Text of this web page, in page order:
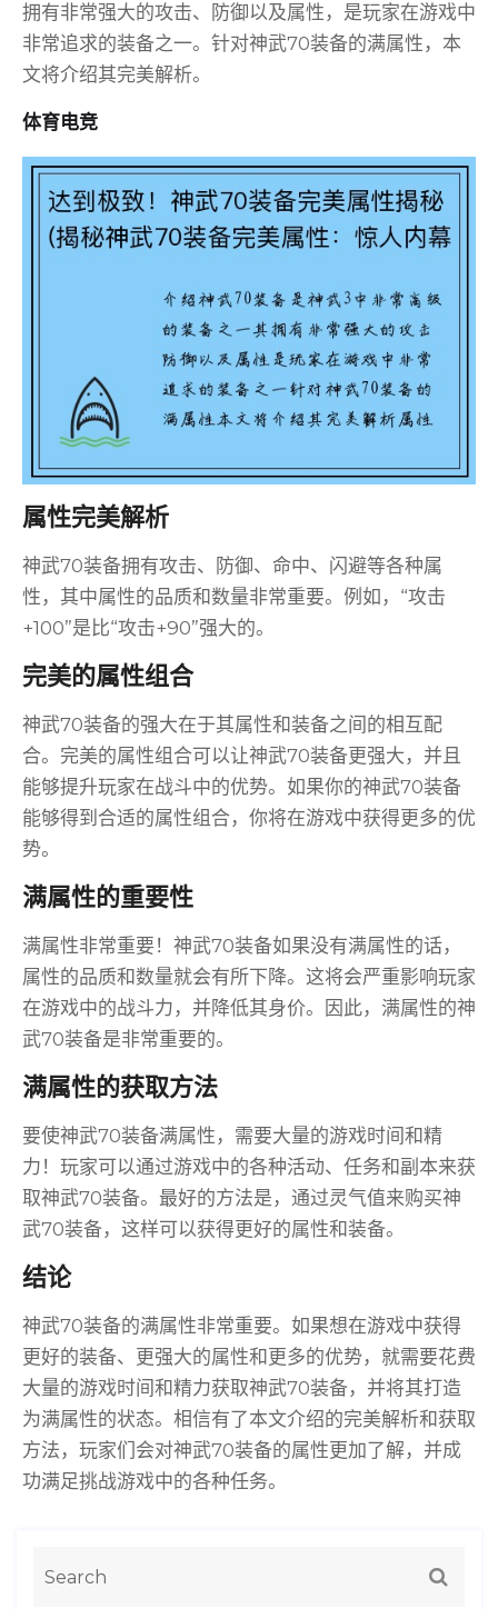
拥有非常强大的攻击、防御以及属性，是玩家在游戏中
非常追求的装备之一。针对神武70装备的满属性，本
文将介绍其完美解析。
体育电竞
属性完美解析
神武70装备拥有攻击、防御、命中、闪避等各种属
性，其中属性的品质和数量非常重要。例如，“攻击
+100”是比“攻击+90”强大的。
完美的属性组合
神武70装备的强大在于其属性和装备之间的相互配
合。完美的属性组合可以让神武70装备更强大，并且
能够提升玩家在战斗中的优势。如果你的神武70装备
能够得到合适的属性组合，你将在游戏中获得更多的优
势。
满属性的重要性
满属性非常重要！神武70装备如果没有满属性的话，
属性的品质和数量就会有所下降。这将会严重影响玩家
在游戏中的战斗力，并降低其身价。因此，满属性的神
武70装备是非常重要的。
满属性的获取方法
要使神武70装备满属性，需要大量的游戏时间和精
力！玩家可以通过游戏中的各种活动、任务和副本来获
取神武70装备。最好的方法是，通过灵气值来购买神
武70装备，这样可以获得更好的属性和装备。
结论
神武70装备的满属性非常重要。如果想在游戏中获得
更好的装备、更强大的属性和更多的优势，就需要花费
大量的游戏时间和精力获取神武70装备，并将其打造
为满属性的状态。相信有了本文介绍的完美解析和获取
方法，玩家们会对神武70装备的属性更加了解，并成
功满足挑战游戏中的各种任务。